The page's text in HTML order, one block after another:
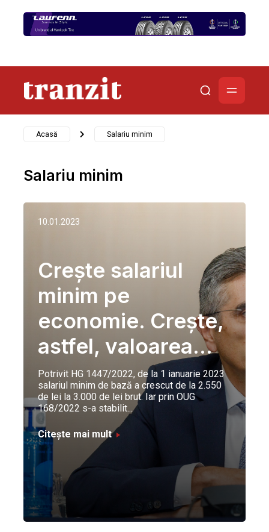
Acasă Salariu minim
Salariu minim
10.01.2023
Creşte salariul
minim pe
economie. Creşte,
astfel, valoarea...
Potrivit HG 1447/2022, de la 1 ianuarie 2023
salariul minim de bază a crescut de la 2.550
de lei la 3.000 de lei brut. Iar prin OUG
168/2022 s-a stabilit...
Citește mai mult